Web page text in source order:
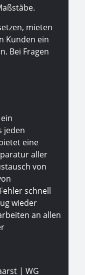
mieten
Kunden ein
Bei Fragen
jeden
eine
aller
von
schnell
wieder
an allen
| WG